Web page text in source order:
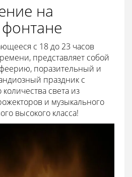
на
с 18 до 23 часов
представляет собой
поразительный и
праздник с
света из
и музыкального
высокого класса!